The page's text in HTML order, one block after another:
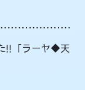
!!「ラーヤ◆天